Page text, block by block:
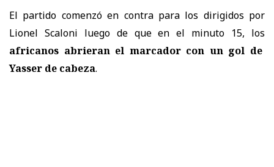
El partido comenzó en contra para los dirigidos por
Lionel Scaloni luego de que en el minuto 15, los
africanos abrieran el marcador con un gol de
Yasser de cabeza.